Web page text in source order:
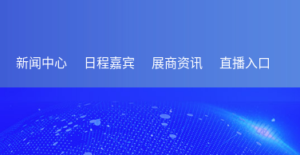
新闻中心 日程嘉宾 展商资讯 直播入口